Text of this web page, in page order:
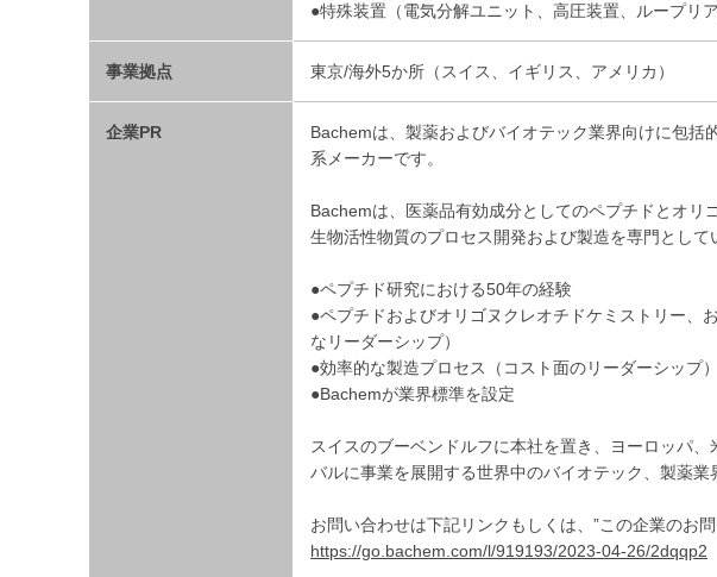
●特殊装置（電気分解ユニット、高圧装置、ループリア
事業拠点 東京/海外5か所（スイス、イギリス、アメリカ）
企業PR
Bachemは、製薬およびバイオテック業界向けに包括
系メーカーです。
Bachemは、医薬品有効成分としてのペプチドとオリ
生物活性物質のプロセス開発および製造を専門として
●ペプチド研究における50年の経験
●ペプチドおよびオリゴヌクレオチドケミストリー、
なリーダーシップ）
●効率的な製造プロセス（コスト面のリーダーシップ）
●Bachemが業界標準を設定
スイスのブーベンドルフに本社を置き、ヨーロッパ
バルに事業を展開する世界中のバイオテック、製薬業
お問い合わせは下記リンクもしくは、”この企業のお
https://go.bachem.com/l/919193/2023-04-26/2dqqp2